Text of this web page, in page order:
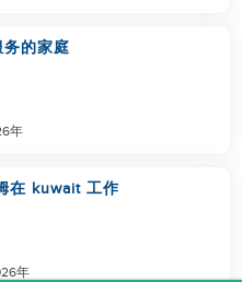
的家庭
年
在 kuwait 工作
年